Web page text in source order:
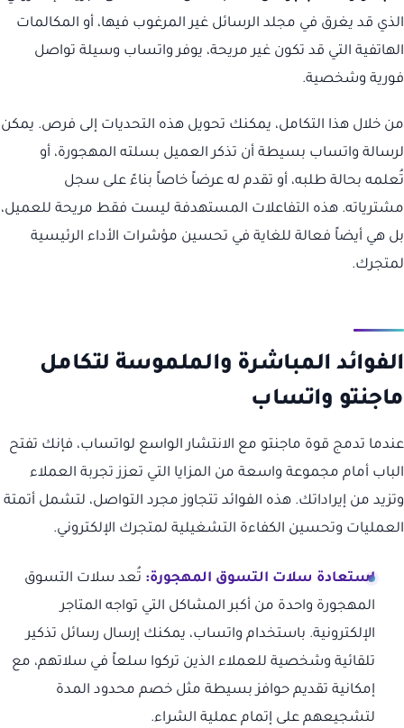
الذي قد يغرق في مجلد الرسائل غير المرغوب فيها، أو المكالمات
الهاتفية التي قد تكون غير مريحة، يوفر واتساب وسيلة تواصل
فورية وشخصية.
من خلال هذا التكامل، يمكنك تحويل هذه التحديات إلى فرص. يمكن
لرسالة واتساب بسيطة أن تذكر العميل بسلته المهجورة، أو
تُعلمه بحالة طلبه، أو تقدم له عرضاً خاصاً بناءً على سجل
مشترياته. هذه التفاعلات المستهدفة ليست فقط مريحة للعميل،
بل هي أيضاً فعالة للغاية في تحسين مؤشرات الأداء الرئيسية
لمتجرك.
الفوائد المباشرة والملموسة لتكامل
ماجنتو واتساب
عندما تدمج قوة ماجنتو مع الانتشار الواسع لواتساب، فإنك تفتح
الباب أمام مجموعة واسعة من المزايا التي تعزز تجربة العملاء
وتزيد من إيراداتك. هذه الفوائد تتجاوز مجرد التواصل، لتشمل أتمتة
العمليات وتحسين الكفاءة التشغيلية لمتجرك الإلكتروني.
استعادة سلات التسوق المهجورة: تُعد سلات التسوق
المهجورة واحدة من أكبر المشاكل التي تواجه المتاجر
الإلكترونية. باستخدام واتساب، يمكنك إرسال رسائل تذكير
تلقائية وشخصية للعملاء الذين تركوا سلعاً في سلاتهم، مع
إمكانية تقديم حوافز بسيطة مثل خصم محدود المدة
لتشجيعهم على إتمام عملية الشراء.